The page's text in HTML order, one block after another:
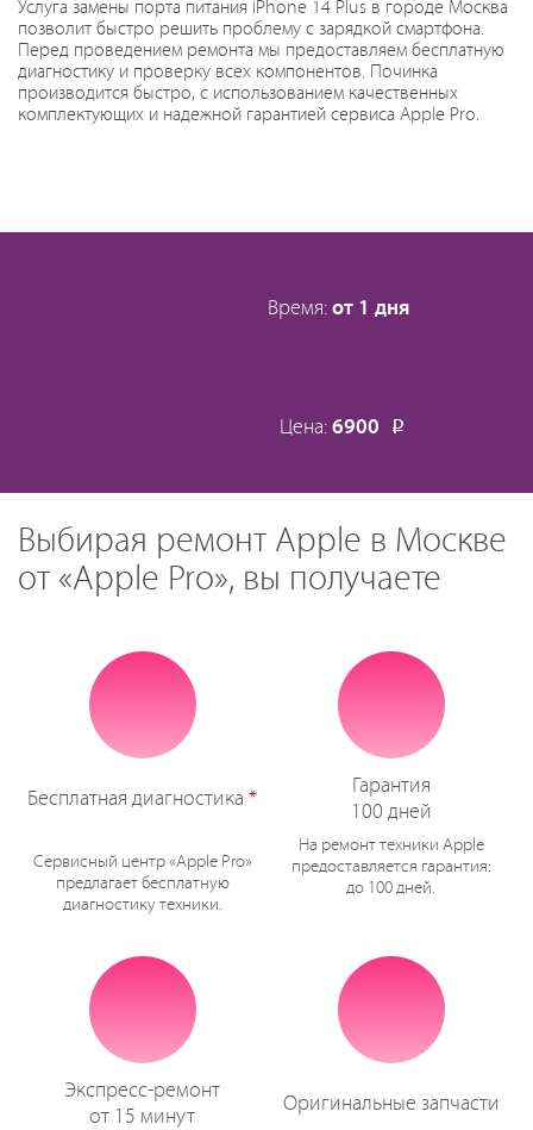
Услуга замены порта питания iPhone 14 Plus в городе Москва
позволит быстро решить проблему с зарядкой смартфона.
Перед проведением ремонта мы предоставляем бесплатную
диагностику и проверку всех компонентов. Починка
производится быстро, с использованием качественных
комплектующих и надежной гарантией сервиса Apple Pro.
Время: от 1 дня
Цена: 6900 Р
Выбирая ремонт Apple в Москве
от «Apple Pro», вы получаете
Бесплатная диагностика *
Сервисный центр «Apple Pro»
предлагает бесплатную
диагностику техники.
Гарантия
100 дней
На ремонт техники Apple
предоставляется гарантия:
до 100 дней.
Экспресс-ремонт
от 15 минут
Оригинальные запчасти